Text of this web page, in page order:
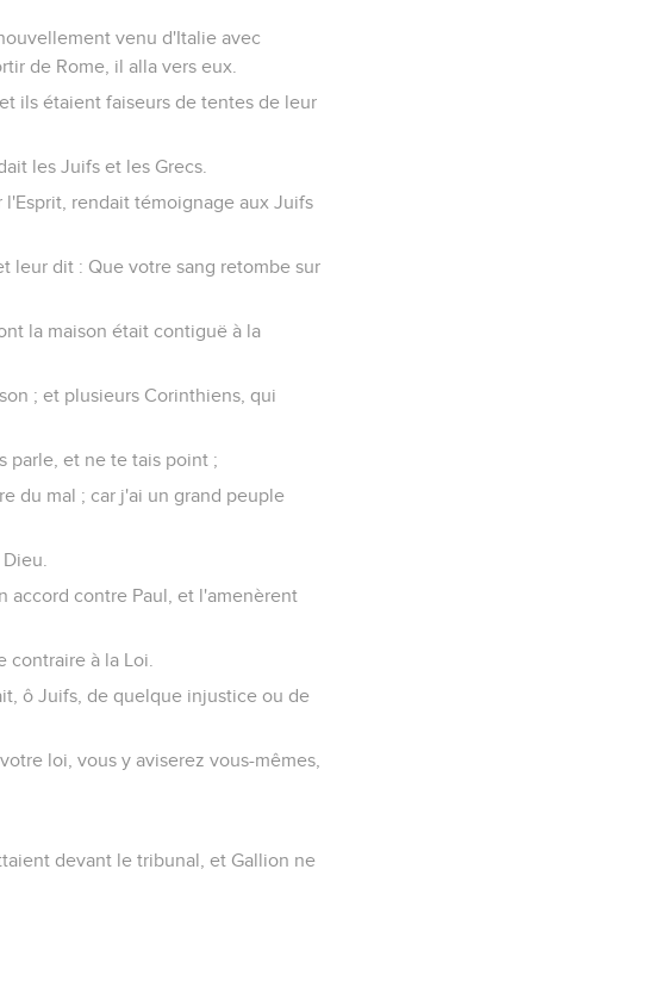
venu d'Italie avec
de Rome, il alla vers eux.
ils étaient faiseurs de tentes de leur
les Juifs et les Grecs.
rendait témoignage aux Juifs
leur dit : Que votre sang retombe sur
la maison était contiguë à la
; et plusieurs Corinthiens, qui
parle, et ne te tais point ;
du mal ; car j'ai un grand peuple
accord contre Paul, et l'amenèrent
contraire à la Loi.
ô Juifs, de quelque injustice ou de
loi, vous y aviserez vous-mêmes,
devant le tribunal, et Gallion ne